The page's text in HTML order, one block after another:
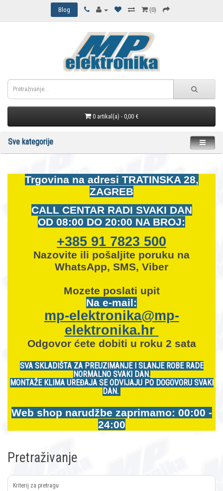
Blog (0)
0 artikal(a) - 0,00 €
Sve kategorije
Trgovina na adresi TRATINSKA 28,
ZAGREB
CALL CENTAR RADI SVAKI DAN
OD 08:00 DO 20:00 NA BROJ:
+385 91 7823 500
Nazovite ili pošaljite poruku na
WhatsApp, SMS, Viber
Mozete poslati upit
Na e-mail:
mp-elektronika@mp-
elektronika.hr
Odgovor ćete dobiti u roku 2 sata
SVA SKLADIŠTA ZA PREUZIMANJE I SLANJE ROBE RADE
NORMALNO SVAKI DAN.
MONTAŽE KLIMA UREĐAJA SE ODVIJAJU PO DOGOVORU SVAKI
DAN.
Web shop narudžbe zaprimamo: 00:00 -
24:00
Pretraživanje
Kriterij za pretragu